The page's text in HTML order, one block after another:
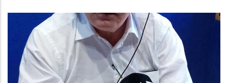
Baix Penedès Al Dia”, Amb El
Conseller Comarcal De Consum